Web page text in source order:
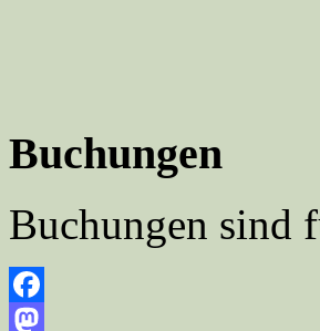
Buchungen
Buchungen sind
Facebook